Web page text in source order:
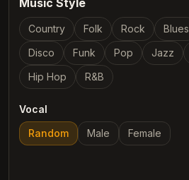
Music Style
Country Folk Rock Blues
Disco
Funk Pop Jazz
Hip Hop
R&B
Vocal
Random
Male Female